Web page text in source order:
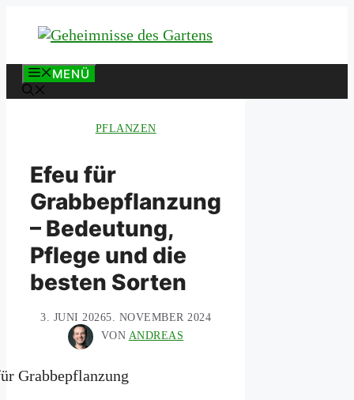
Inhalt
MENÜ
PFLANZEN
Efeu für
Grabbepflanzung
– Bedeutung,
Pflege und die
besten Sorten
3. JUNI 20265. NOVEMBER 2024
VON ANDREAS